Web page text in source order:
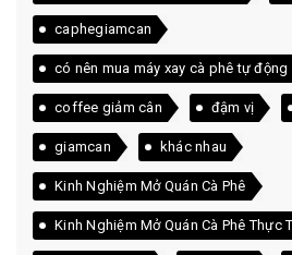
caphegiamcan
có nên mua máy xay cà phê tự động
coffee giảm cân đậm vị
giamcan khác nhau
Kinh Nghiệm Mở Quán Cà Phê
Kinh Nghiệm Mở Quán Cà Phê Thực